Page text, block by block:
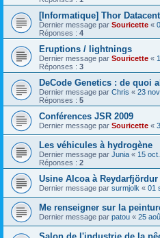
[Informatique] Thor
Dernier message par Souricette «
Réponses : 4
Eruptions / lightnings
Dernier message par Souricette «
Réponses : 3
DeCode Genetics : de quoi
Dernier message par Chris « 23
Réponses : 5
Conférences JSR 2009
Dernier message par Souricette «
Les véhicules à hydrogène
Dernier message par Junia « 15
Réponses : 2
Usine Alcoa à Reydarfjördur
Dernier message par surmjolk « 01
Me renseigner sur la
Dernier message par patou « 25